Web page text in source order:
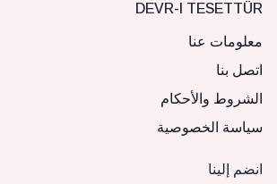
DEVR-I TESETTÜR
معلومات عنا
اتصل بنا
الشروط والأحكام
سياسة الخصوصية
انضم إلينا